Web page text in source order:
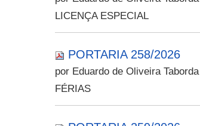
LICENÇA ESPECIAL
PORTARIA 258/2026
por Eduardo de Oliveira Taborda
FÉRIAS